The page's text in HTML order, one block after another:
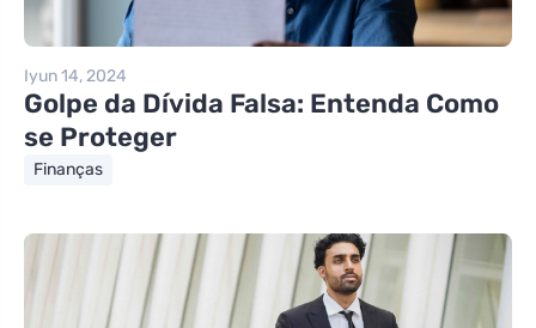
Iyun 14, 2024
Golpe da Dívida Falsa: Entenda Como
se Proteger
Finanças